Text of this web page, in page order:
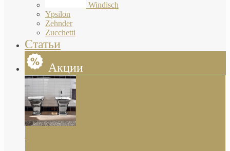
Windisch
Ypsilon
Zehnder
Zucchetti
Статьи
Акции
Butterfly Scarabeo КОМПЛЕКТ санфаянса